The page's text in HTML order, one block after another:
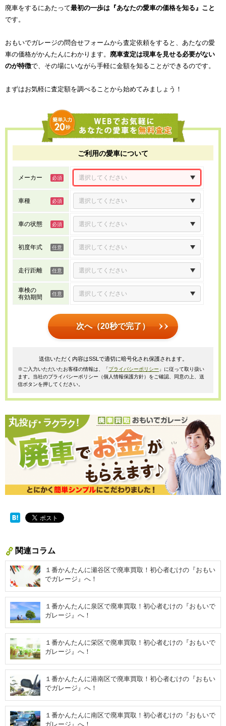
廃車をするにあたって最初の一歩は『あなたの愛車の価格を知る』こと
です。
おもいでガレージの問合せフォームから査定依頼をすると、あたなの愛
車の価格がかんたんにわかります。 廃車査定は現車を見せる必要がない
のが特徴で、その場にいながら手軽に金額を知ることができるのです。
まずはお気軽に査定額を調べることから始めてみましょう！
ご利用の愛車について
メーカー
車種
車の状態
初度年式
走行距離
車検の
有効期間
次へ（20秒で完了）
送信いただく内容はSSLで適切に暗号化され保護されます。
※ご入力いただいたお客様の情報は、「プライバシーポリシー 」に従って取り扱い
ます。当社のプライバシーポリシー（個人情報保護方針）をご確認、同意の上、送
信ボタンを押してください。
関連コラム
１番かんたんに瀬谷区で廃車買取！初心者むけの『おもい
でガレージ』へ！
１番かんたんに泉区で廃車買取！初心者むけの『おもいで
ガレージ』へ！
１番かんたんに栄区で廃車買取！初心者むけの『おもいで
ガレージ』へ！
１番かんたんに港南区で廃車買取！初心者むけの『おもい
でガレージ』へ！
１番かんたんに南区で廃車買取！初心者むけの『おもいで
ガレージ』へ！